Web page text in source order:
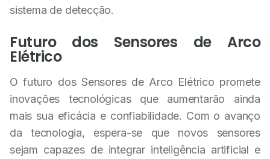
sistema de detecção.
Futuro dos Sensores de Arco
Elétrico
O futuro dos Sensores de Arco Elétrico promete
inovações tecnológicas que aumentarão ainda
mais sua eficácia e confiabilidade. Com o avanço
da tecnologia, espera-se que novos sensores
sejam capazes de integrar inteligência artificial e